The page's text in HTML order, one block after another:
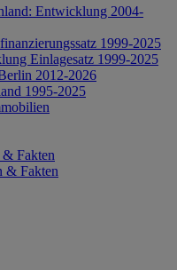
Entwicklung 2004-
1999-2025
Einlagesatz 1999-2025
2012-2026
1995-2025
Fakten
& Fakten